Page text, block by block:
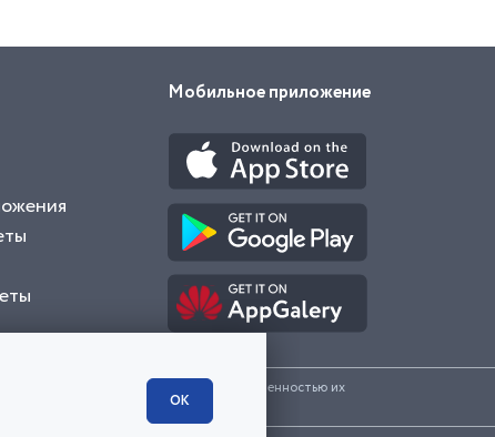
Мобильное приложение
на сайте являются собственностью их
ОК